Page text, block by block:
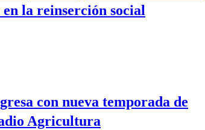
la reinserción social
con nueva temporada de
Agricultura